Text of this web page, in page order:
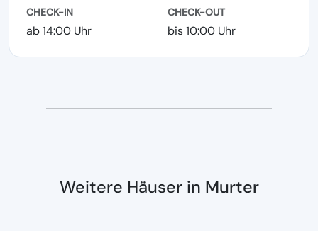
CHECK-IN
ab 14:00 Uhr
CHECK-OUT
bis 10:00 Uhr
Weitere Häuser in Murter